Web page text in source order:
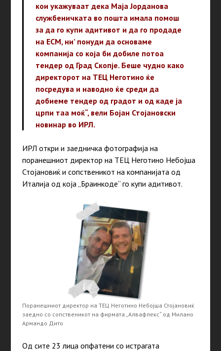
кои укажуваат дека Маја Јорданова
службеничката во пошта имала помош
за да го купи адитивот и да го продаде
на ЕСМ, ни’ понуди да основаме
компанија со која би добиле потоа
тендер од Град Скопје. Беше чудно како
директорот на ТЕЦ Неготино ќе
посредува и наводно ќе среди да
добиеме тендер од градот и од каде ја
црпи таа моќ“, вели Бојан Стојановски
новинар во ИРЛ.
ИРЛ откри и заедничка фотографија на
поранешниот директор на ТЕЦ Неготино Небојша
Стојановиќ и сопственикот на компанијата од
Италија од која „Браинкоде“ го купи адитивот.
Поранешниот директор на ТЕЦ Неготино Небојша Стојановиќ
заедно со сопственикот на фирмата „Алвафлекс“ од Милано
Армандо Дито
Од сите 23 лица опфатени со истрагата